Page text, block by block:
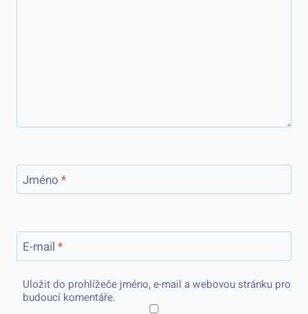
Jméno *
E-mail *
Uložit do prohlížeče jméno, e-mail a webovou stránku pro
budoucí komentáře.